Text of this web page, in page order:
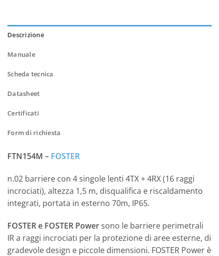
Descrizione
Manuale
Scheda tecnica
Datasheet
Certificati
Form di richiesta
FTN154M – FOSTER
n.02 barriere con 4 singole lenti 4TX + 4RX (16 raggi
incrociati), altezza 1,5 m, disqualifica e riscaldamento
integrati, portata in esterno 70m, IP65.
FOSTER e FOSTER Powersono le barriere perimetrali
IR a raggi incrociati per la protezione di aree esterne, di
gradevole design e piccole dimensioni. FOSTER Power è